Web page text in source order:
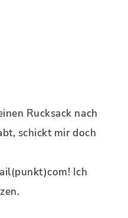
Rucksack nach
schickt mir doch
Ich